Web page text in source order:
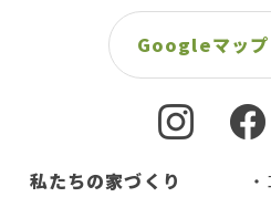
Googleマップ
私たちの家づくり